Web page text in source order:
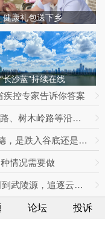
健康礼包送下乡
“长沙蓝”持续在线
控专家告诉你答案
8月6日晚长沙这些区域停水8小时，劳动路、树木岭路等沿线住户做好储水
湘超第三轮看点|上赛季冠亚军永州、常德，是跌入谷底还是主场救赎？
情况需要做
新湖南云端访谈室⑤ | 邓霞林：从浏阳河到武陵源，追逐云海的光影之路
论坛 投诉